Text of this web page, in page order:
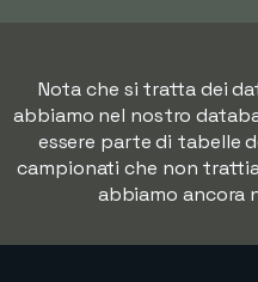
Nota che si tratta dei
abbiamo nel nostro
essere parte di tabelle
campionati che non
abbiamo ancora